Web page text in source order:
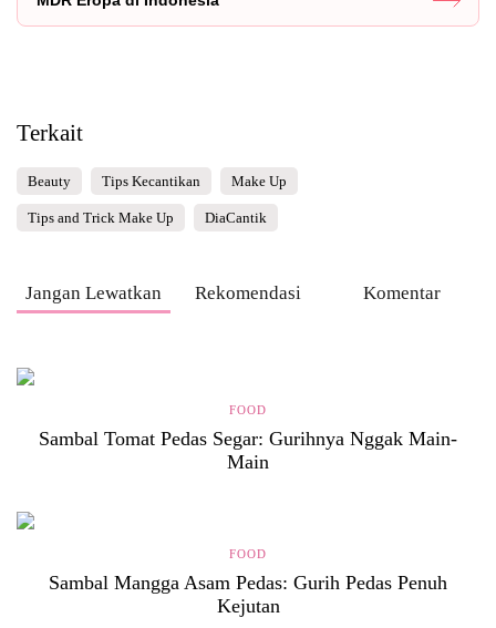
Terkait
Beauty Tips Kecantikan Make Up
Tips and Trick Make Up DiaCantik
Jangan Lewatkan Rekomendasi Komentar
FOOD
Sambal Tomat Pedas Segar: Gurihnya Nggak Main-
Main
FOOD
Sambal Mangga Asam Pedas: Gurih Pedas Penuh
Kejutan